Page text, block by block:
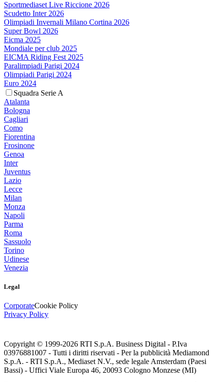
Sportmediaset Live Riccione 2026
Scudetto Inter 2026
Olimpiadi Invernali Milano Cortina 2026
Super Bowl 2026
Eicma 2025
Mondiale per club 2025
EICMA Riding Fest 2025
Paralimpiadi Parigi 2024
Olimpiadi Parigi 2024
Euro 2024
Squadra Serie A
Atalanta
Bologna
Cagliari
Como
Fiorentina
Frosinone
Genoa
Inter
Juventus
Lazio
Lecce
Milan
Monza
Napoli
Parma
Roma
Sassuolo
Torino
Udinese
Venezia
Legal
CorporateCookie Policy
Privacy Policy
Copyright © 1999-2026 RTI S.p.A. Business Digital - P.Iva
03976881007 - Tutti i diritti riservati - Per la pubblicità Mediamond
S.p.A. - RTI S.p.A., Mediaset N.V., sede legale Amsterdam (Paesi
Bassi) - Uffici Viale Europa 46, 20093 Cologno Monzese (MI)